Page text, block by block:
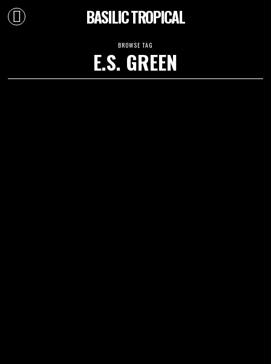
BASILIC TROPICAL
BROWSE TAG
E.S. GREEN